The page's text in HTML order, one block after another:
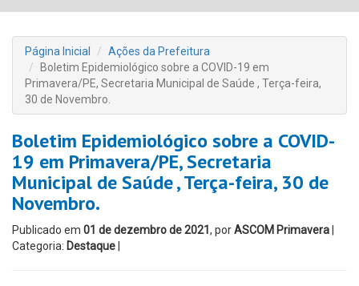
Página Inicial
Ações da Prefeitura
Boletim Epidemiológico sobre a COVID-19 em
Primavera/PE, Secretaria Municipal de Saúde , Terça-feira,
30 de Novembro.
Boletim Epidemiológico sobre a COVID-
19 em Primavera/PE, Secretaria
Municipal de Saúde , Terça-feira, 30 de
Novembro.
Publicado em 01 de dezembro de 2021 , porASCOM Primavera
Categoria: Destaque